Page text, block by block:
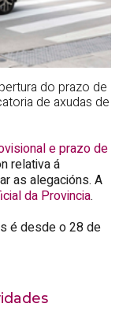
do prazo de
de axudas de
e prazo de
relativa á
as alegacións. A
da Provincia.
é desde o 28 de